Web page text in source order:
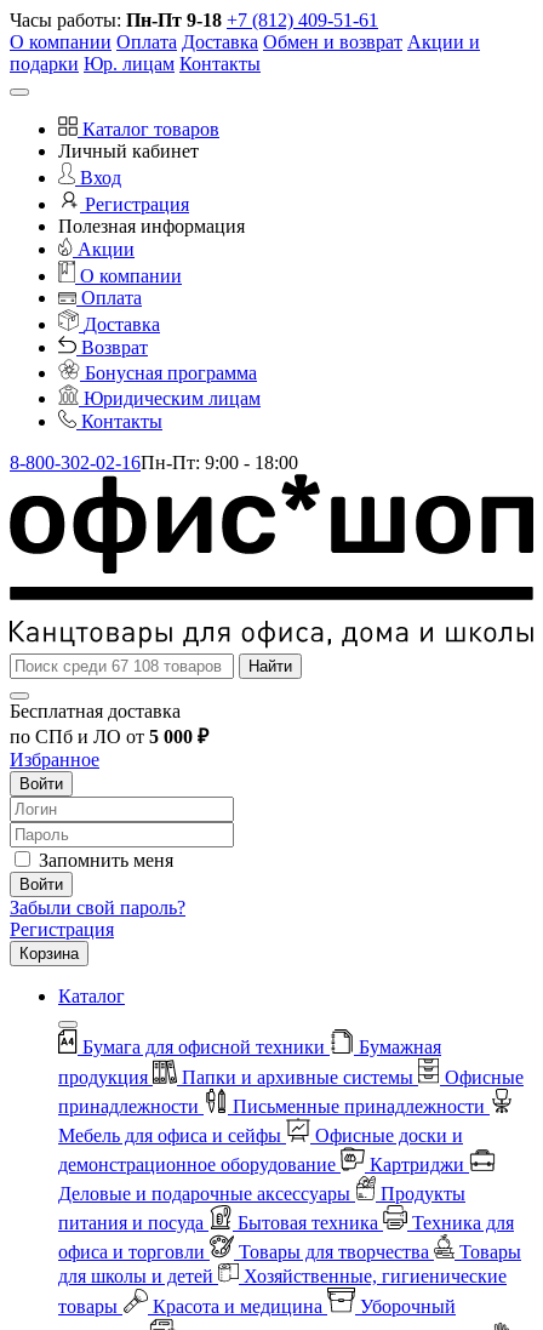
Часы работы: Пн-Пт 9-18 +7 (812) 409-51-61
О компании Оплата Доставка Обмен и возврат Акции и
подарки Юр. лицам Контакты
Каталог товаров
Личный кабинет
Вход
Регистрация
Полезная информация
Акции
О компании
Оплата
Доставка
Возврат
Бонусная программа
Юридическим лицам
Контакты
8-800-302-02-16Пн-Пт: 9:00 - 18:00
Найти
Бесплатная доставка
по СПб и ЛО от 5 000 ₽
Избранное
Войти
Запомнить меня
Войти
Забыли свой пароль?
Регистрация
Корзина
Каталог
Бумага для офисной техники
Бумажная
продукция
Папки и архивные системы
Офисные
принадлежности
Письменные принадлежности
Мебель для офиса и сейфы
Офисные доски и
демонстрационное оборудование
Картриджи
Деловые и подарочные аксессуары
Продукты
питания и посуда
Бытовая техника
Техника для
офиса и торговли
Товары для творчества
Товары
для школы и детей
Хозяйственные, гигиенические
товары
Красота и медицина
Уборочный